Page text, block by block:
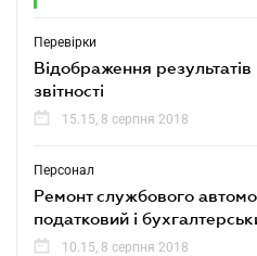
Перевірки
Відображення
звітності
15.15, 8 серпня 2018
Персонал
Ремонт службового
податковий і
10.15, 8 серпня 2018